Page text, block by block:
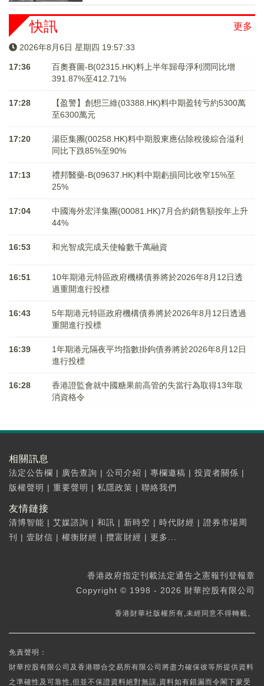
更多
快訊
2026年8月6日 星期四 19:57:33
17:36
百奧賽圖-B(02315.HK)料上半年歸母淨利潤同比增
391.87%至412.71%
17:28
【盈警】創想三維(03388.HK)料中期盈转亏約5300萬
至6300萬元
17:20
湯臣集團(00258.HK)料中期股東應佔除稅後綜合溢利
同比下跌85%至90%
17:13
禮邦醫藥-B(09637.HK)料中期虧損同比收窄15%至
25%
17:04
中國海外宏洋集團(00081.HK)7月合約銷售額按年上升
44%
16:53 和光智成完成天使輪數千萬融資
16:51
10年期港元特區政府機構債券將於2026年8月12日透
過重開進行投標
16:43
5年期港元特區政府機構債券將於2026年8月12日透過
重開進行投標
16:39
1年期港元隔夜平均指數掛鉤債券將於2026年8月12日
進行投標
16:28
香港證監會就中國糖果前高管的失當行為取得13年取
消資格令
相關訊息
法定公告欄 | 廣告查詢 | 公司介紹 | 專欄邀稿 | 投資者關係 |
版權聲明 | 重要聲明 | 私隱政策 | 聯絡我們
友情鏈接
清博智能 | 艾媒諮詢 | 和訊 | 新時空 | 時代財經 | 證券市場周
刊
| 壹財信 | 權衡財經 | 攬富財經 | 更多...
香港政府指定刊載法定通告之憲報刊登報章
Copyright © 1998 - 2026 財華控股有限公司
香港財華社版權所有,未經同意不得轉載。
免責聲明：
財華控股有限公司及香港聯合交易所有限公司將盡力確保彼等所提供資料
之準確性及可靠性,但並不保證資料絕對無誤,資料如有錯漏而令閣下蒙受